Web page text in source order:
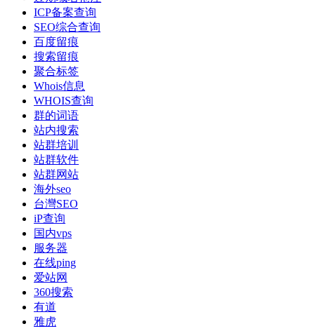
ICP备案查询
SEO综合查询
百度留痕
搜索留痕
聚合标签
Whois信息
WHOIS查询
群的词语
站内搜索
站群培训
站群软件
站群网站
海外seo
台灣SEO
iP查询
国内vps
服务器
在线ping
爱站网
360搜索
有道
雅虎